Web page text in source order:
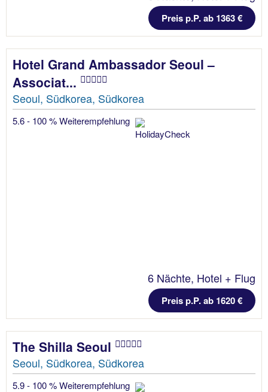
Preis p.P. ab 1363 €
Hotel Grand Ambassador Seoul –
Associat...
Seoul, Südkorea, Südkorea
5.6 - 100 % Weiterempfehlung
6 Nächte, Hotel + Flug
Preis p.P. ab 1620 €
The Shilla Seoul
Seoul, Südkorea, Südkorea
5.9 - 100 % Weiterempfehlung